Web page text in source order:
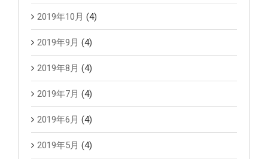
2019年10月 (4)
2019年9月 (4)
2019年8月 (4)
2019年7月 (4)
2019年6月 (4)
2019年5月 (4)